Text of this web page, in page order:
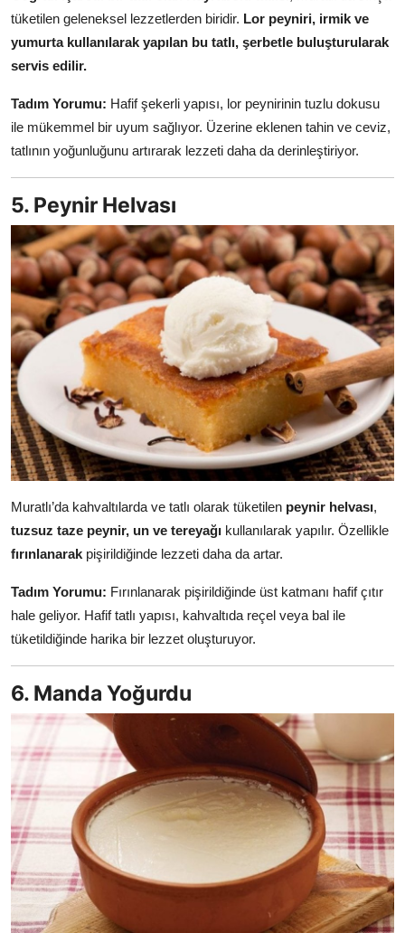
tüketilen geleneksel lezzetlerden biridir. Lor peyniri, irmik ve
yumurta kullanılarak yapılan bu tatlı, şerbetle buluşturularak
servis edilir.
Tadım Yorumu: Hafif şekerli yapısı, lor peynirinin tuzlu dokusu
ile mükemmel bir uyum sağlıyor. Üzerine eklenen tahin ve ceviz,
tatlının yoğunluğunu artırarak lezzeti daha da derinleştiriyor.
5. Peynir Helvası
Muratlı’da kahvaltılarda ve tatlı olarak tüketilen peynir helvası,
tuzsuz taze peynir, un ve tereyağı kullanılarak yapılır. Özellikle
fırınlanarak pişirildiğinde lezzeti daha da artar.
Tadım Yorumu: Fırınlanarak pişirildiğinde üst katmanı hafif çıtır
hale geliyor. Hafif tatlı yapısı, kahvaltıda reçel veya bal ile
tüketildiğinde harika bir lezzet oluşturuyor.
6. Manda Yoğurdu